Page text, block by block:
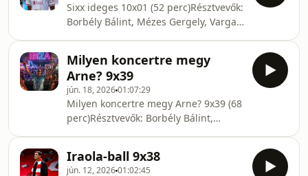
Sixx ideges 10x01 (52 perc)Résztvevők:
Borbély Bálint, Mézes Gergely, Varga
keződik a podcast új évada.5:00 A
Network4 megvette a nyári
meccseinket.9:00 Ilyen volt az első
sörmeccs.11:00 Ndukwe nem lehet
ősztől kerettag.18:30 Nem igazán
bővül a keret.22:00 A Barcola-
helyzet.30:17 Sixxnek nem tetszik a
„Sándor” és a „Kertész”.
Milyen koncertre megy
Arne? 9x39
jún. 18, 202601:07:29
Milyen koncertre megy Arne? 9x39 (68
perc)Résztvevők: Borbély Bálint,
Klikkvadászat.4:15 Slot elment, van
Iraola-ball 9x38
jún. 12, 202601:02:45